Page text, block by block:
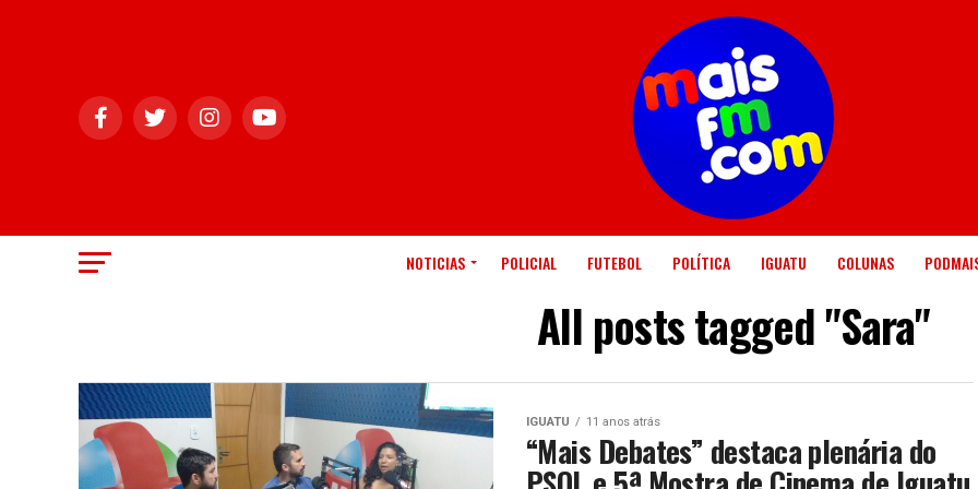
NOTICIAS POLICIAL FUTEBOL POLÍTICA IGUATU COLUNAS
All posts tagged "Sara"
IGUATU 11 anos atrás
“Mais Debates” destaca plenária do